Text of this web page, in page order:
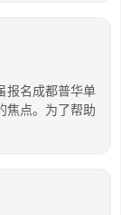
报名成都普华单
焦点。为了帮助